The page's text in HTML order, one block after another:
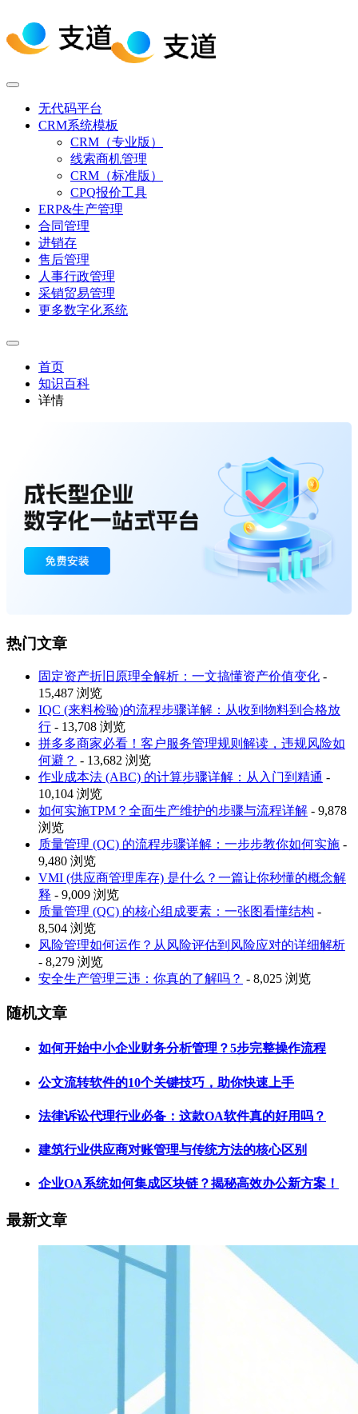
无代码平台
CRM系统模板
CRM（专业版）
线索商机管理
CRM（标准版）
CPQ报价工具
ERP&生产管理
合同管理
进销存
售后管理
人事行政管理
采销贸易管理
更多数字化系统
首页
知识百科
详情
热门文章
固定资产折旧原理全解析：一文搞懂资产价值变化 -
15,487 浏览
IQC (来料检验)的流程步骤详解：从收到物料到合格放
行 - 13,708 浏览
拼多多商家必看！客户服务管理规则解读，违规风险如
何避？ - 13,682 浏览
作业成本法 (ABC) 的计算步骤详解：从入门到精通 -
10,104 浏览
如何实施TPM？全面生产维护的步骤与流程详解 - 9,878
浏览
质量管理 (QC) 的流程步骤详解：一步步教你如何实施 -
9,480 浏览
VMI (供应商管理库存) 是什么？一篇让你秒懂的概念解
释 - 9,009 浏览
质量管理 (QC) 的核心组成要素：一张图看懂结构 -
8,504 浏览
风险管理如何运作？从风险评估到风险应对的详细解析
- 8,279 浏览
安全生产管理三违：你真的了解吗？ - 8,025 浏览
随机文章
如何开始中小企业财务分析管理？5步完整操作流程
公文流转软件的10个关键技巧，助你快速上手
法律诉讼代理行业必备：这款OA软件真的好用吗？
建筑行业供应商对账管理与传统方法的核心区别
企业OA系统如何集成区块链？揭秘高效办公新方案！
最新文章